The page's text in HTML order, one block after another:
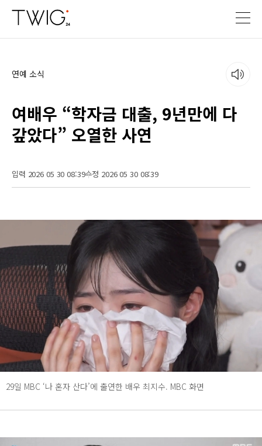
연예 소식
여배우 “학자금 대출, 9년만에 다
갚았다” 오열한 사연
입력 2026 05 30 08:39수정 2026 05 30 08:39
29일 MBC ‘나 혼자 산다’에 출연한 배우 최지수. MBC 화면